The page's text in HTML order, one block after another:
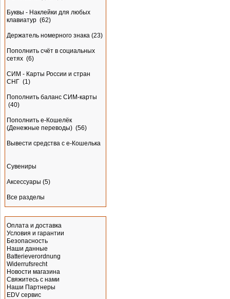
Буквы - Наклейки для любых
клавиатур (62)
Держатель номерного знака (23)
Пополнить счёт в социальных
сетях (6)
СИМ - Карты России и стран
СНГ (1)
Пополнить баланс СИМ-карты
(40)
Пополнить e-Кошелёк
(Денежные переводы) (56)
Вывести средства с е-Кошелька
Сувениры
Аксессуары (5)
Все разделы
Оплата и доставка
Условия и гарантии
Безопасность
Наши данные
Batterieverordnung
Widerrufsrecht
Новости магазина
Свяжитесь с нами
Наши Партнеры
EDV сервис